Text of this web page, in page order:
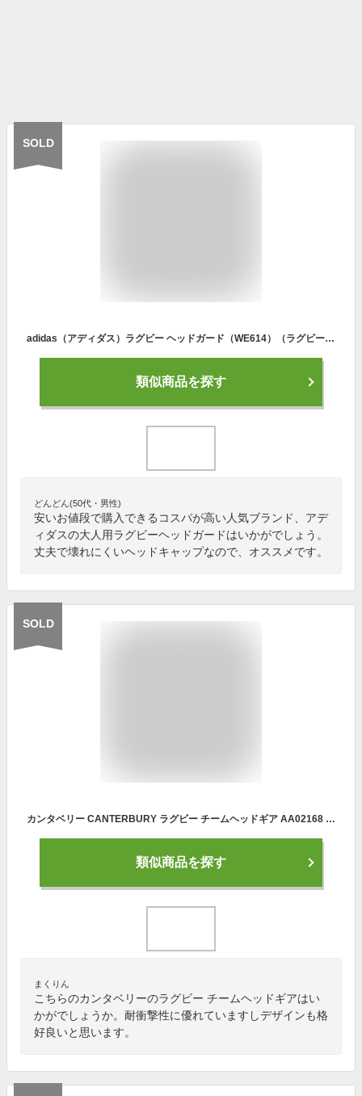
SOLD
adidas（アディダス）ラグビー ヘッドガード（WE614）（ラグビー/ラガー/ヘッドキャップ/ヘッキャ/IRB公認/防具）
類似商品を探す
どんどん(50代・男性)
安いお値段で購入できるコスパが高い人気ブランド、アデ
ィダスの大人用ラグビーヘッドガードはいかがでしょう。
丈夫で壊れにくいヘッドキャップなので、オススメです。
SOLD
カンタベリー CANTERBURY ラグビー チームヘッドギア AA02168 10 TEAM HEADGEAR ヘッドキャップ
類似商品を探す
まくりん
こちらのカンタベリーのラグビー チームヘッドギアはい
かがでしょうか。耐衝撃性に優れていますしデザインも格
好良いと思います。